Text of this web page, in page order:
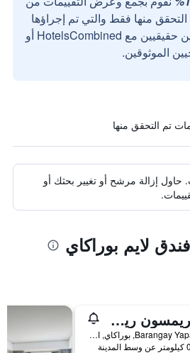
منها فقط والتي تم إجراؤها
بواسطة مستخدمين حقيقيين مع HotelsCombined أو
الموثوقين.
حاول إزالة مرشح أو تغيير بحثك أو
لايم بوراكاي
كريمسون ريزورت آند سبا بوراكاي
Barangay Yapak, بوراكاي, الفلبين